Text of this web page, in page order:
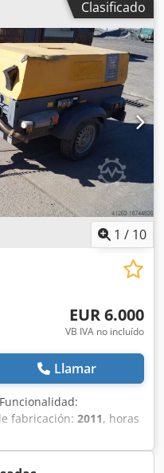
kVA, conexiones: 1 x 230
YA3062560C0262053,
un eje de torsión
trapezoidal, falta la
Ijrf
Clasificado
1 / 10
EUR 6.000
VB IVA no incluído
Llamar
fabricación: 2011, horas
año de fabricación
caudal volumétrico